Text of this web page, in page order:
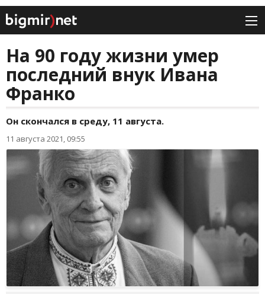
На 90 году жизни умер
последний внук Ивана
Франко
Он скончался в среду, 11 августа.
11 августа 2021, 09:55